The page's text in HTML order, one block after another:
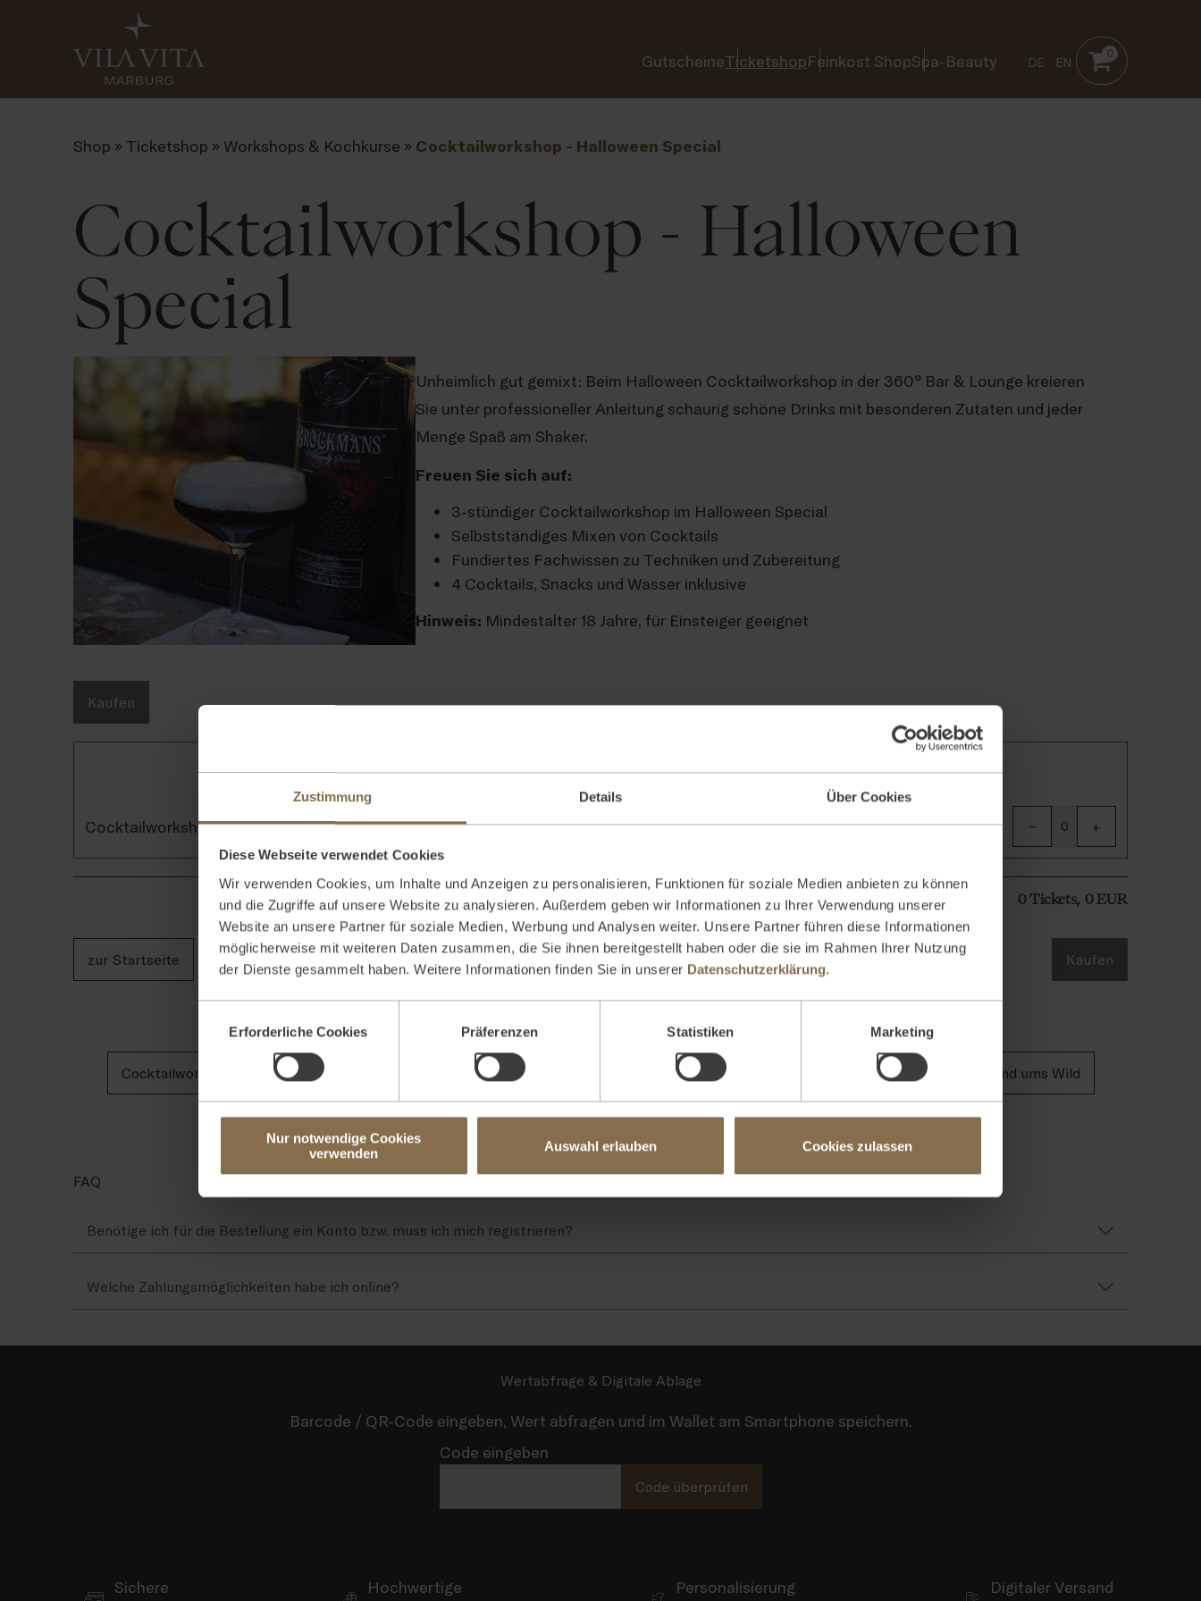
Zustimmung Details Über Cookies
Diese Webseite verwendet Cookies
Wir verwenden Cookies, um Inhalte und Anzeigen zu personalisieren, Funktionen für soziale Medien anbieten zu können
und die Zugriffe auf unsere Website zu analysieren. Außerdem geben wir Informationen zu Ihrer Verwendung unserer
Website an unsere Partner für soziale Medien, Werbung und Analysen weiter. Unsere Partner führen diese Informationen
möglicherweise mit weiteren Daten zusammen, die Sie ihnen bereitgestellt haben oder die sie im Rahmen Ihrer Nutzung
der Dienste gesammelt haben. Weitere Informationen finden Sie in unserer Datenschutzerklärung.
Erforderliche Cookies
Präferenzen Statistiken Marketing
Nur notwendige Cookies
verwenden
Auswahl erlauben Cookies zulassen
GutscheineTicketshopFeinkost ShopSpa-Beauty DE EN
0
Shop » Ticketshop » Workshops & Kochkurse » Cocktailworkshop - Halloween Special
Cocktailworkshop - Halloween
Special
Unheimlich gut gemixt: Beim Halloween Cocktailworkshop in der 360° Bar & Lounge kreieren
Sie unter professioneller Anleitung schaurig schöne Drinks mit besonderen Zutaten und jeder
Menge Spaß am Shaker.
Freuen Sie sich auf:
3-stündiger Cocktailworkshop im Halloween Special
Selbstständiges Mixen von Cocktails
Fundiertes Fachwissen zu Techniken und Zubereitung
4 Cocktails, Snacks und Wasser inklusive
Hinweis: Mindestalter 18 Jahre, für Einsteiger geeignet
Kaufen
Tickets für 30.10.2026
Cocktailworkshop - Halloween Special 119,00 EUR verfügbar − +
0 Tickets 0EUR
Kaufen
zur Startseite
Cocktailworkshop für Fortgeschrittene Cocktailworkshop - Weihnachtscocktails Gin Tasting & Gin Cocktails Kochkurs - Rund ums Wild
Pasta-Workshop Pizza-Workshop Kinder-Pizzakurs Rum Tasting & Rum Cocktails Whisk(e)y Tasting
FAQ
Benötige ich für die Bestellung ein Konto bzw. muss ich mich registrieren?
Welche Zahlungsmöglichkeiten habe ich online?
Wertabfrage & Digitale Ablage
Barcode / QR-Code eingeben, Wert abfragen und im Wallet am Smartphone speichern.
Code eingeben
Code überprüfen
Sichere Hochwertige Personalisierung Digitaler Versand